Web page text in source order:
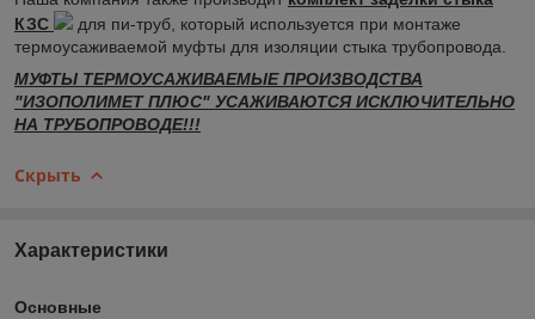
КЗС
для пи-труб, который используется при монтаже
термоусаживаемой муфты для изоляции стыка трубопровода.
МУФТЫ ТЕРМОУСАЖИВАЕМЫЕ ПРОИЗВОДСТВА
"ИЗОПОЛИМЕТ ПЛЮС" УСАЖИВАЮТСЯ ИСКЛЮЧИТЕЛЬНО
НА ТРУБОПРОВОДЕ!!!
Скрыть
Характеристики
Основные